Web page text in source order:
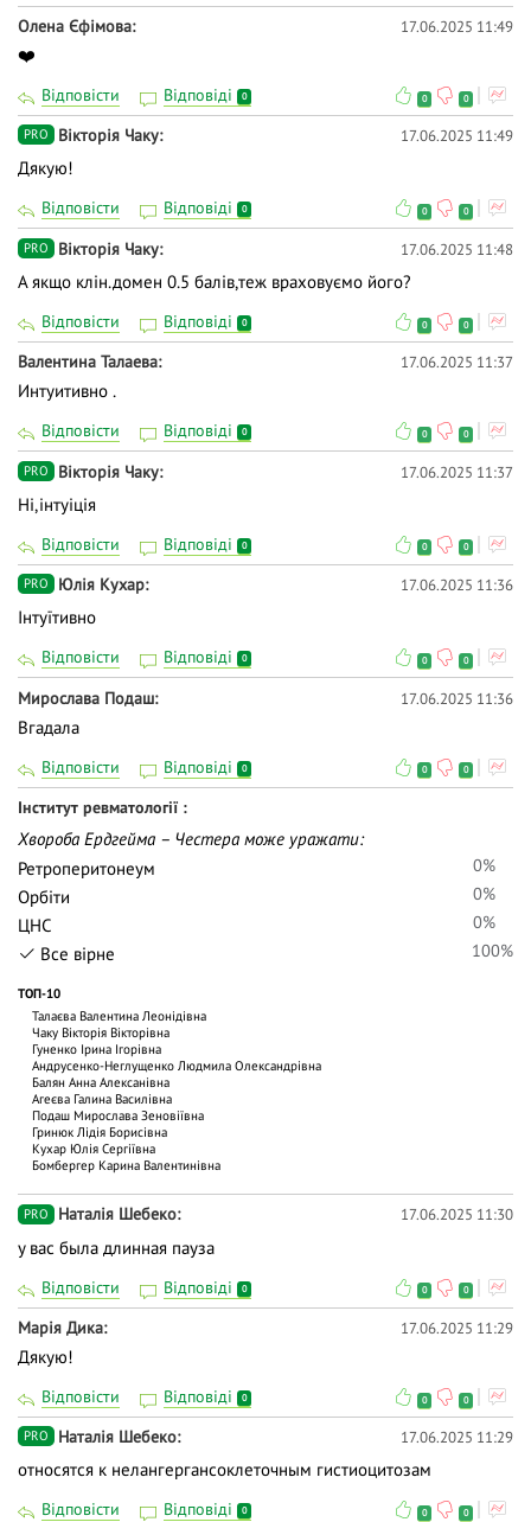
Олена Єфімова 17.06.2025 11:49
❤️
Відповісти Відповіді 0 0 0
PRO Вiкторiя Чаку 17.06.2025 11:49
Дякую!
Відповісти Відповіді 0 0 0
PRO Вiкторiя Чаку 17.06.2025 11:48
А якщо клін.домен 0.5 балів,теж враховуємо його?
Відповісти Відповіді 0 0 0
Валентина Талаева 17.06.2025 11:37
Интуитивно .
Відповісти Відповіді 0 0 0
PRO Вiкторiя Чаку 17.06.2025 11:37
Ні,інтуіція
Відповісти Відповіді 0 0 0
PRO Юлія Кухар 17.06.2025 11:36
Інтуїтивно
Відповісти Відповіді 0 0 0
Мирослава Подаш 17.06.2025 11:36
Вгадала
Відповісти Відповіді 0 0 0
Інститут ревматології
Хвороба Ердгейма – Честера може уражати:
Ретроперитонеум
0%
Орбіти
0%
ЦНС
0%
Все вірне
100%
ТОП-10
Талаєва Валентина Леонідівна
Чаку Вiкторiя Вiкторiвна
Гуненко Ірина Ігорівна
Андрусенко-Неглущенко Людмила Олександрівна
Балян Анна Алексанівна
Агеєва Галина Василівна
Подаш Мирослава Зеновіївна
Гринюк Лідія Борисівна
Кухар Юлія Сергіївна
Бомбергер Карина Валентинівна
PRO Наталія Шебеко 17.06.2025 11:30
у вас была длинная пауза
Відповісти Відповіді 0 0 0
Марія Дика 17.06.2025 11:29
Дякую!
Відповісти Відповіді 0 0 0
PRO Наталія Шебеко 17.06.2025 11:29
относятся к нелангергансоклеточным гистиоцитозам
Відповісти Відповіді 0 0 0